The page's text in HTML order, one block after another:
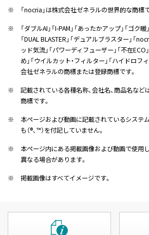
※
「nocria」は株式会社ゼネラルの世界的な商標
※
「ダブルAI」「I-PAM」「あったかアップ」「ゴク
「DUAL BLASTER」「デュアルブラスター」「
ッド気流」「パワーディフューザー」「不在ECO
め」「ウイルカット・フィルター」「ハイドロフ
会社ゼネラルの商標または登録商標です。
※
記載されている各種名称、会社名、商品名な
商標です。
※
本ページおよび動画に記載されているシステ
も（®、™）を付記していません。
※
本ページ内にある掲載画像および動画で使用
異なる場合があります。
※
掲載画像はすべてイメージです。